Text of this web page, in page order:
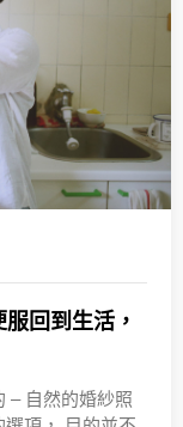
回到生活，
– 自然的婚紗照